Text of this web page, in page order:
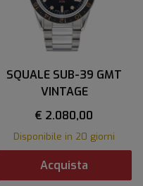
SQUALE SUB-39 GMT
VINTAGE
€ 2.080,00
Disponibile in 20 giorni
Acquista